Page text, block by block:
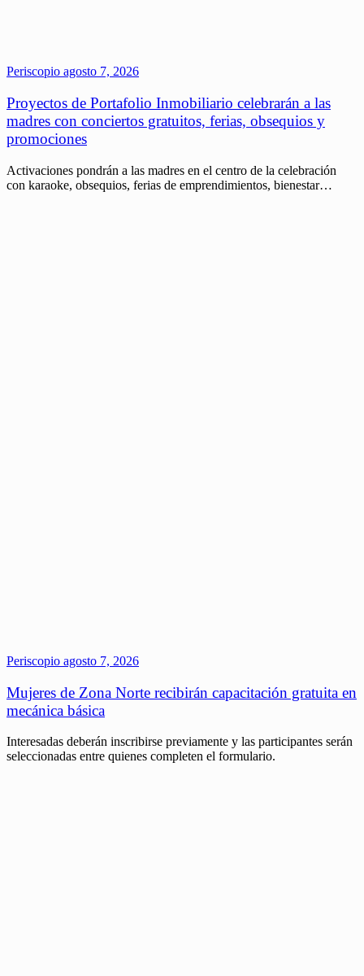
Periscopio agosto 7, 2026
Proyectos de Portafolio Inmobiliario celebrarán a las
madres con conciertos gratuitos, ferias, obsequios y
promociones
Activaciones pondrán a las madres en el centro de la celebración
con karaoke, obsequios, ferias de emprendimientos, bienestar…
Periscopio agosto 7, 2026
Mujeres de Zona Norte recibirán capacitación gratuita en
mecánica básica
Interesadas deberán inscribirse previamente y las participantes serán
seleccionadas entre quienes completen el formulario.